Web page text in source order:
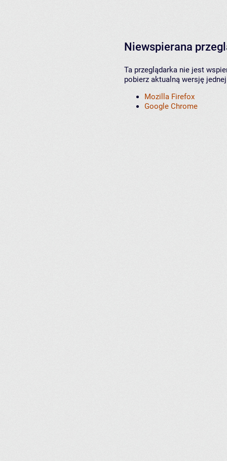
Niewspierana
Ta przeglądarka nie jest
pobierz aktualną wersję
Mozilla Firefox
Google Chrome